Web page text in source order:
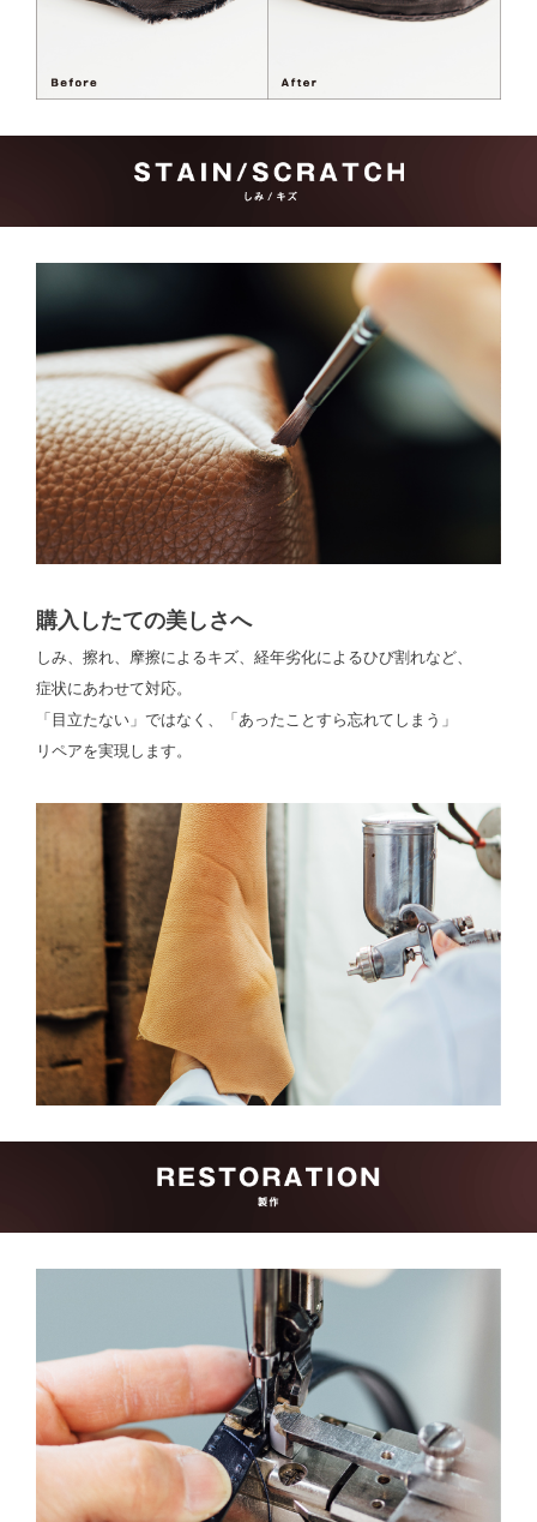
購入したての美しさへ
しみ、擦れ、摩擦によるキズ、経年劣化によるひび割れなど、
症状にあわせて対応。
「目立たない」ではなく、「あったことすら忘れてしまう」
リペアを実現します。